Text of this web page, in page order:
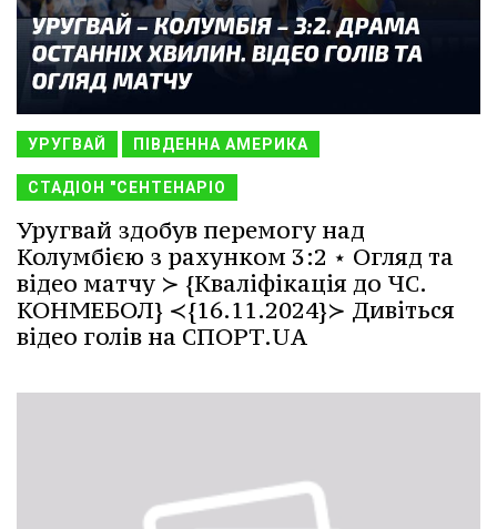
УРУГВАЙ ПІВДЕННА АМЕРИКА
СТАДІОН "СЕНТЕНАРІО
Уругвай здобув перемогу над
Колумбією з рахунком 3:2 ⋆ Огляд та
відео матчу ≻ {Кваліфікація до ЧС.
КОНМЕБОЛ} ≺{16.11.2024}≻ Дивіться
відео голів на СПОРТ.UA